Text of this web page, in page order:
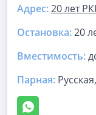
Адрес:20 лет
Остановка:20
Вместимость:
Парная: